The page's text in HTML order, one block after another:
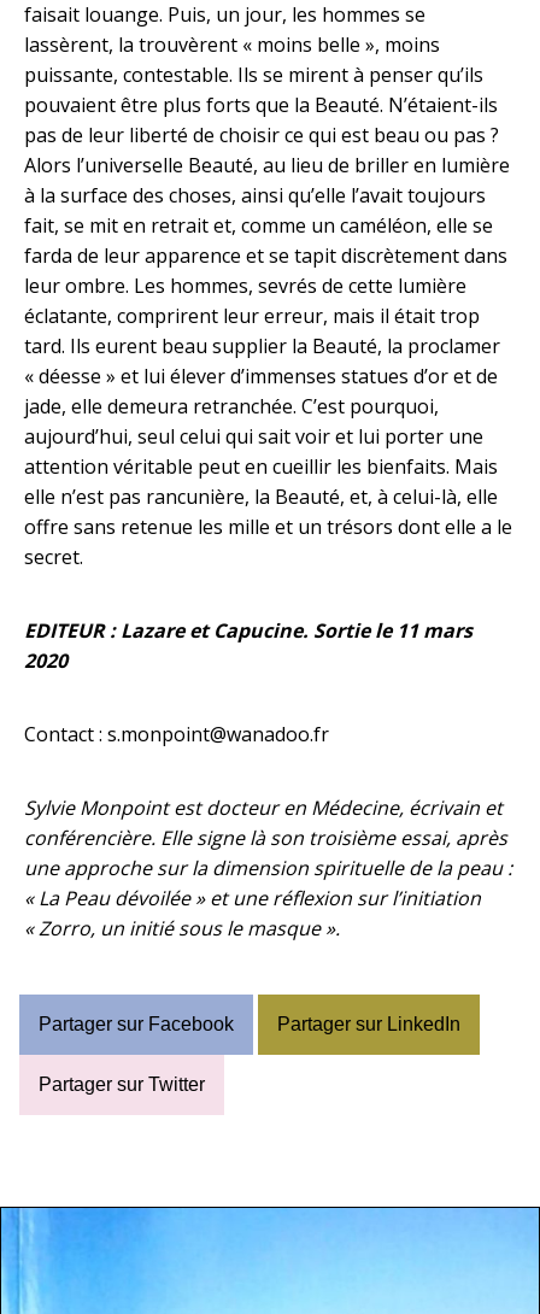
faisait louange. Puis, un jour, les hommes se
lassèrent, la trouvèrent « moins belle », moins
puissante, contestable. Ils se mirent à penser qu’ils
pouvaient être plus forts que la Beauté. N’étaient-ils
pas de leur liberté de choisir ce qui est beau ou pas ?
Alors l’universelle Beauté, au lieu de briller en lumière
à la surface des choses, ainsi qu’elle l’avait toujours
fait, se mit en retrait et, comme un caméléon, elle se
farda de leur apparence et se tapit discrètement dans
leur ombre. Les hommes, sevrés de cette lumière
éclatante, comprirent leur erreur, mais il était trop
tard. Ils eurent beau supplier la Beauté, la proclamer
« déesse » et lui élever d’immenses statues d’or et de
jade, elle demeura retranchée. C’est pourquoi,
aujourd’hui, seul celui qui sait voir et lui porter une
attention véritable peut en cueillir les bienfaits. Mais
elle n’est pas rancunière, la Beauté, et, à celui-là, elle
offre sans retenue les mille et un trésors dont elle a le
secret.
EDITEUR : Lazare et Capucine. Sortie le 11 mars
2020
Contact : s.monpoint@wanadoo.fr
Sylvie Monpoint est docteur en Médecine, écrivain et
conférencière. Elle signe là son troisième essai, après
une approche sur la dimension spirituelle de la peau :
« La Peau dévoilée » et une réflexion sur l’initiation
« Zorro, un initié sous le masque ».
Partager sur Facebook Partager sur LinkedIn
Partager sur Twitter